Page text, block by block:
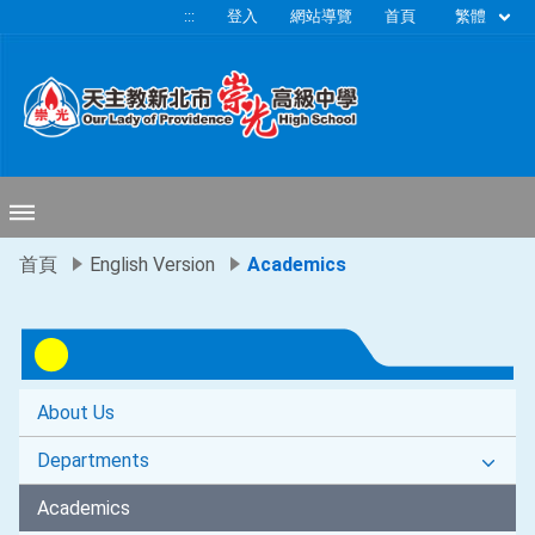
移至網頁之主要內容區位置
::: 登入 網站導覽 首頁 繁體
首頁 English Version Academics
About Us
Departments
Academics